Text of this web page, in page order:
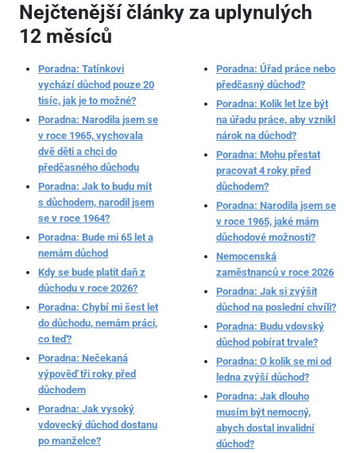
Nejčtenější články za uplynulých
12 měsíců
Poradna: Tatínkovi
vychází důchod pouze 20
tisíc, jak je to možné?
Poradna: Narodila jsem se
v roce 1965, vychovala
dvě děti a chci do
předčasného důchodu
Poradna: Jak to budu mít
s důchodem, narodil jsem
se v roce 1964?
Poradna: Bude mi 65 let a
nemám důchod
Kdy se bude platit daň z
důchodu v roce 2026?
Poradna: Chybí mi šest let
do důchodu, nemám práci,
co teď?
Poradna: Nečekaná
výpověď tři roky před
důchodem
Poradna: Jak vysoký
vdovecký důchod dostanu
po manželce?
Poradna: Úřad práce nebo
předčasný důchod?
Poradna: Kolik let lze být
na úřadu práce, aby vznikl
nárok na důchod?
Poradna: Mohu přestat
pracovat 4 roky před
důchodem?
Poradna: Narodila jsem se
v roce 1965, jaké mám
důchodové možnosti?
Nemocenská
zaměstnanců v roce 2026
Poradna: Jak si zvýšit
důchod na poslední chvíli?
Poradna: Budu vdovský
důchod pobírat trvale?
Poradna: O kolik se mi od
ledna zvýší důchod?
Poradna: Jak dlouho
musím být nemocný,
abych dostal invalidní
důchod?